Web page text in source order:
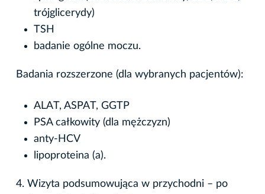
trójglicerydy)
TSH
badanie ogólne moczu.
Badania rozszerzone (dla wybranych pacjentów):
ALAT, ASPAT, GGTP
PSA całkowity (dla mężczyzn)
anty-HCV
lipoproteina (a).
4. Wizyta podsumowująca w przychodni – po